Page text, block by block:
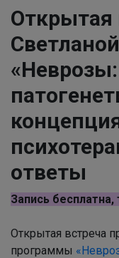
Открытая
«Неврозы:
ответы
Запись бесплатна,
Открытая встреча
программы